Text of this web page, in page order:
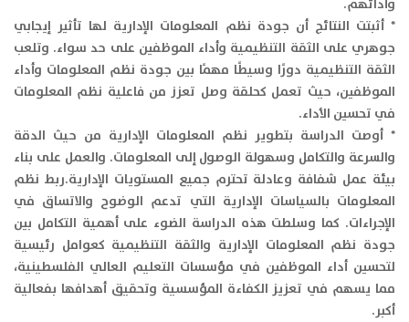
وأدائهم.
* أثبتت النتائج أن جودة نظم المعلومات الإدارية لها تأثير إيجابي
جوهري على الثقة التنظيمية وأداء الموظفين على حد سواء. وتلعب
الثقة التنظيمية دورًا وسيطًا مهمًا بين جودة نظم المعلومات وأداء
الموظفين، حيث تعمل كحلقة وصل تعزز من فاعلية نظم المعلومات
في تحسين الأداء.
* أوصت الدراسة بتطوير نظم المعلومات الإدارية من حيث الدقة
والسرعة والتكامل وسهولة الوصول إلى المعلومات. والعمل على بناء
بيئة عمل شفافة وعادلة تحترم جميع المستويات الإدارية.ربط نظم
المعلومات بالسياسات الإدارية التي تدعم الوضوح والاتساق في
الإجراءات. كما وسلطت هذه الدراسة الضوء على أهمية التكامل بين
جودة نظم المعلومات الإدارية والثقة التنظيمية كعوامل رئيسية
لتحسين أداء الموظفين في مؤسسات التعليم العالي الفلسطينية،
مما يسهم في تعزيز الكفاءة المؤسسية وتحقيق أهدافها بفعالية
أكبر.